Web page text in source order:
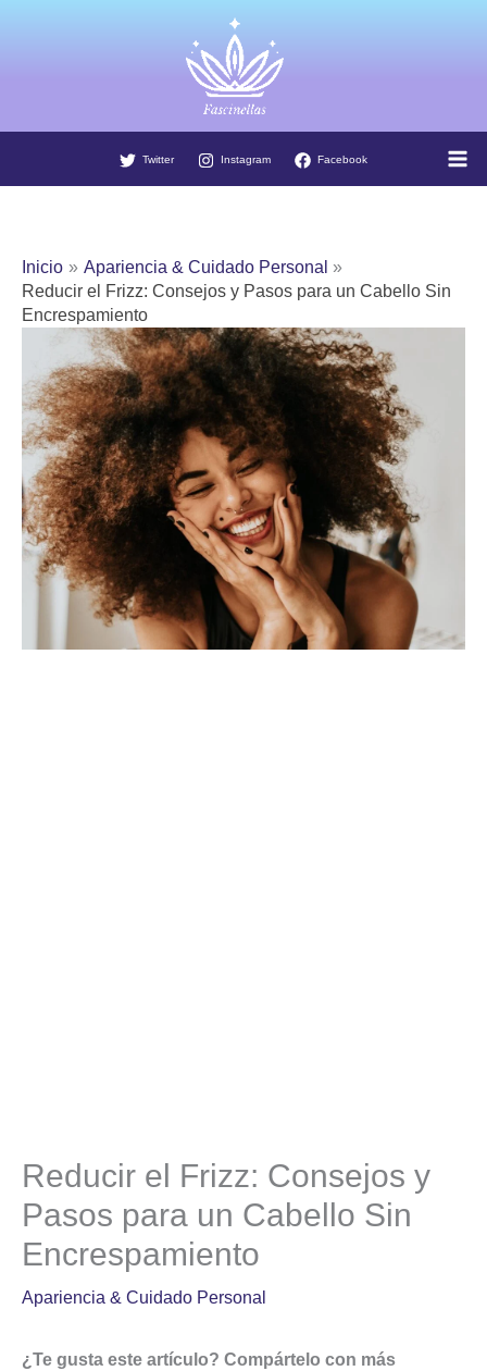
Twitter Instagram Facebook
Inicio
Apariencia & Cuidado Personal
Reducir el Frizz: Consejos y Pasos para un Cabello Sin
Encrespamiento
Reducir el Frizz: Consejos y
Pasos para un Cabello Sin
Encrespamiento
Apariencia & Cuidado Personal
¿Te gusta este artículo? Compártelo con más